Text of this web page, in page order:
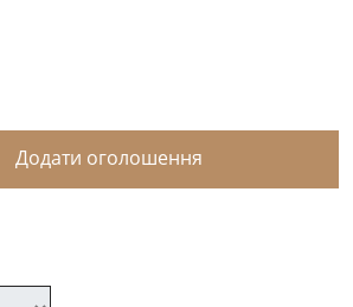
Додати оголошення